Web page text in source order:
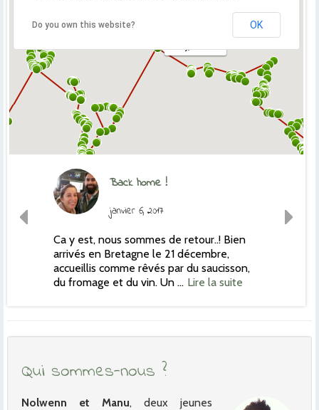
Do you own this website? OK
Back home !
janvier 6, 2017
Ca y est, nous sommes de retour..! Bien
arrivés en Bretagne le 21 décembre,
accueillis comme rêvés par du saucisson,
du fromage et du vin. Un … Lire la suite
Qui sommes-nous ?
Nolwenn et Manu, deux jeunes